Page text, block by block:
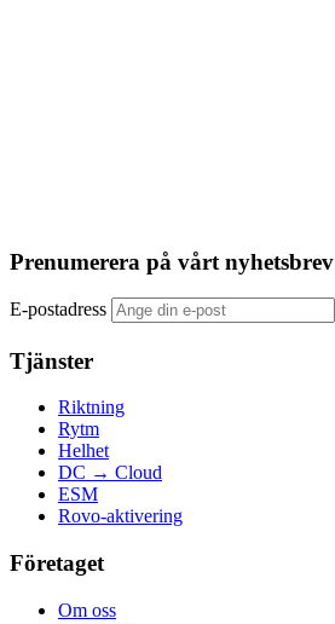
Prenumerera på vårt nyhetsbrev
E-postadress
Tjänster
Riktning
Rytm
Helhet
DC → Cloud
ESM
Rovo-aktivering
Företaget
Om oss